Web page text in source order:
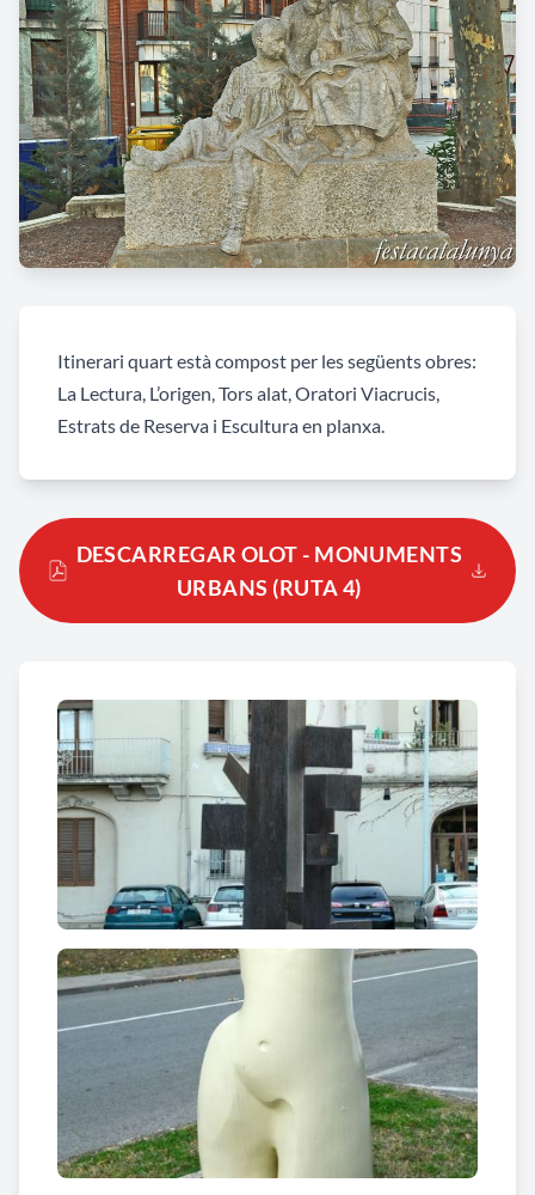
Itinerari quart està compost per les següents obres:
La Lectura, L’origen, Tors alat, Oratori Viacrucis,
Estrats de Reserva i Escultura en planxa.
DESCARREGAR OLOT - MONUMENTS
URBANS (RUTA 4)